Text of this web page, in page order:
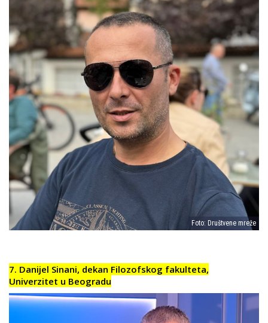
Foto: Društvene mreže
7. Danijel Sinani, dekan Filozofskog fakulteta,
Univerzitet u Beogradu